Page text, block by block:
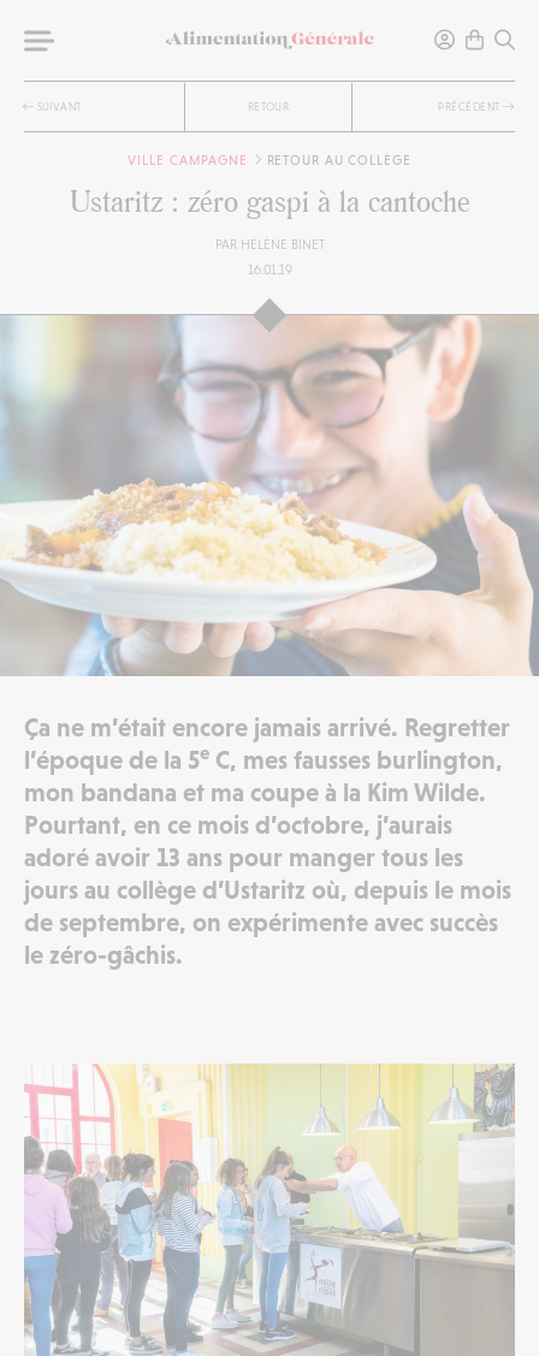
SUIVANT RETOUR PRÉCÉDENT
VILLE CAMPAGNE RETOUR AU COLLÈGE
Ustaritz : zéro gaspi à la cantoche
PAR HÉLÈNE BINET
16.01.19
Ça ne m’était encore jamais arrivé. Regretter
l’époque de la 5e C, mes fausses burlington,
mon bandana et ma coupe à la Kim Wilde.
Pourtant, en ce mois d’octobre, j’aurais
adoré avoir 13 ans pour manger tous les
jours au collège d’Ustaritz où, depuis le mois
de septembre, on expérimente avec succès
le zéro-gâchis.